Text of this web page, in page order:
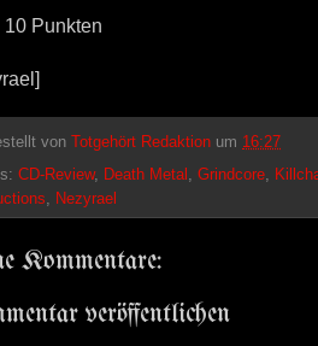
10 Punkten
von Totgehört Redaktion um 16:27
CD-Review, Death Metal Grindcore
Nezyrael
Kommentare:
veröffentlichen